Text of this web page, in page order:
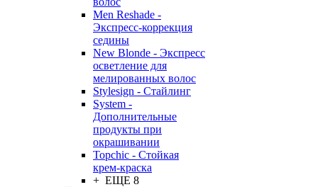
Men Reshade -
Экспресс-коррекция
седины
New Blonde - Экспресс
осветление для
мелированных волос
Stylesign - Стайлинг
System -
Дополнительные
продукты при
окрашивании
Topchic - Стойкая
крем-краска
+ ЕЩЕ 8